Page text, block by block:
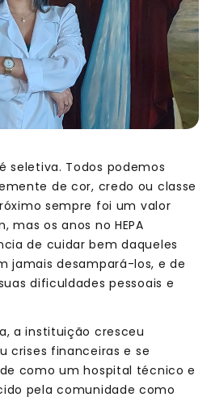
seletiva. Todos podemos
de cor, credo ou classe
sempre foi um valor
os anos no HEPA
de cuidar bem daqueles
jamais desampará-los, e de
dificuldades pessoais e
a instituição cresceu
crises financeiras e se
como um hospital técnico e
pela comunidade como